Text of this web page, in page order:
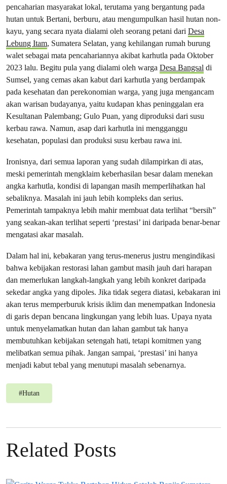
pencaharian masyarakat lokal, terutama yang bergantung pada
hutan untuk Bertani, berburu, atau mengumpulkan hasil hutan non-
kayu, yang secara nyata dialami oleh seorang petani dari Desa
Lebung Itam, Sumatera Selatan, yang kehilangan rumah burung
walet sebagai mata pencahariannya akibat karhutla pada Oktober
2023 lalu. Begitu pula yang dialami oleh warga Desa Bangsal di
Sumsel, yang cemas akan kabut dari karhutla yang berdampak
pada kesehatan dan perekonomian warga, yang juga mengancam
akan warisan budayanya, yaitu kudapan khas peninggalan era
Kesultanan Palembang; Gulo Puan, yang diproduksi dari susu
kerbau rawa. Namun, asap dari karhutla ini mengganggu
kesehatan, populasi dan produksi susu kerbau rawa ini.
Ironisnya, dari semua laporan yang sudah dilampirkan di atas,
meski pemerintah mengklaim keberhasilan besar dalam menekan
angka karhutla, kondisi di lapangan masih memperlihatkan hal
sebaliknya. Masalah ini jauh lebih kompleks dan serius.
Pemerintah tampaknya lebih mahir membuat data terlihat “bersih”
yang seakan-akan terlihat seperti ‘prestasi’ ini daripada benar-benar
mengatasi akar masalah.
Dalam hal ini, kebakaran yang terus-menerus justru mengindikasi
bahwa kebijakan restorasi lahan gambut masih jauh dari harapan
dan memerlukan langkah-langkah yang lebih konkret daripada
sekedar angka yang dipoles. Jika tidak segera diatasi, kebakaran ini
akan terus memperburuk krisis iklim dan menempatkan Indonesia
di garis depan bencana lingkungan yang lebih luas. Upaya nyata
untuk menyelamatkan hutan dan lahan gambut tak hanya
membutuhkan kebijakan setengah hati, tetapi komitmen yang
melibatkan semua pihak. Jangan sampai, ‘prestasi’ ini hanya
menjadi kabut tebal yang menutupi masalah sebenarnya.
#Hutan
Related Posts